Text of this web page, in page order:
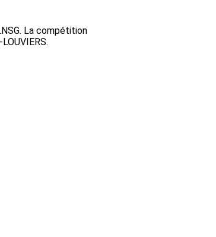
La compétition